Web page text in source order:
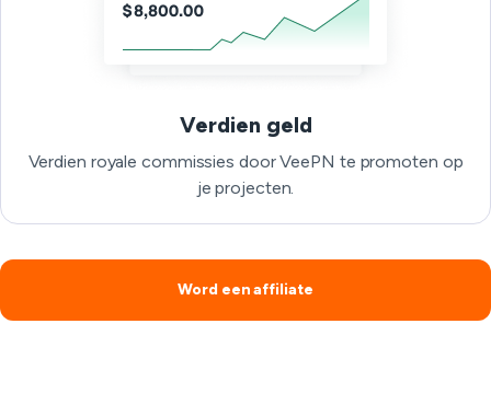
Verdien geld
Verdien royale commissies door VeePN te promoten op
je projecten.
Word een affiliate